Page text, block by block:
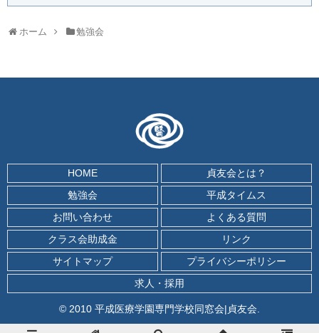
ホーム 勉強会
HOME
貞友会とは？
勉強会
平成タイムス
お問い合わせ
よくある質問
クラス会助成金
リンク
サイトマップ
プライバシーポリシー
求人・採用
© 2010 平成医療学園専門学校同窓会|貞友会.